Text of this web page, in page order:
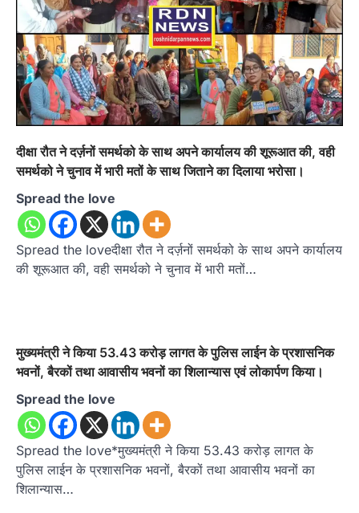
दीक्षा रौत ने दर्ज़नों समर्थको के साथ अपने कार्यालय की शूरूआत की, वही
समर्थको ने चुनाव में भारी मतों के साथ जिताने का दिलाया भरोसा।
Spread the love
Spread the loveदीक्षा रौत ने दर्ज़नों समर्थको के साथ अपने कार्यालय
की शूरूआत की, वही समर्थको ने चुनाव में भारी मतों…
मुख्यमंत्री ने किया 53.43 करोड़ लागत के पुलिस लाईन के प्रशासनिक
भवनों, बैरकों तथा आवासीय भवनों का शिलान्यास एवं लोकार्पण किया।
Spread the love
Spread the love*मुख्यमंत्री ने किया 53.43 करोड़ लागत के
पुलिस लाईन के प्रशासनिक भवनों, बैरकों तथा आवासीय भवनों का
शिलान्यास…